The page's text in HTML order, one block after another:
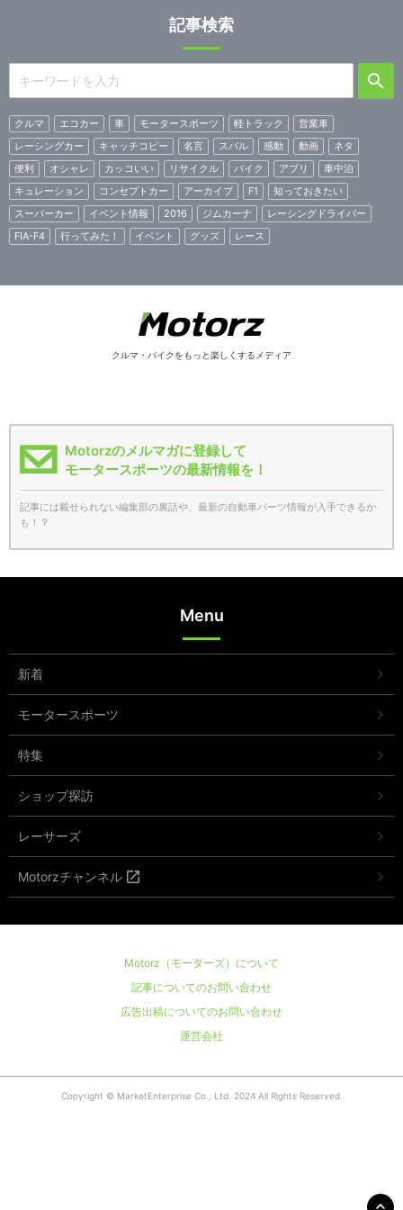
記事検索
クルマ エコカー 車 モータースポーツ 軽トラック
営業車
レーシングカー
キャッチコピー 名言 スバル 感動 動画
ネタ
便利
オシャレ カッコいい リサイクル バイク アプリ
車中泊
キュレーション
コンセプトカー アーカイブ F1
知っておきたい
スーパーカー
イベント情報 2016 ジムカーナ
レーシングドライバー
FIA-F4
行ってみた！ イベント グッズ レース
クルマ・バイクをもっと楽しくするメディア
Motorzのメルマガに登録して
モータースポーツの最新情報を！
記事には載せられない編集部の裏話や、最新の自動車パーツ情報が入手できるか
も！？
Menu
新着
モータースポーツ
特集
ショップ探訪
レーサーズ
Motorzチャンネル
Motorz（モーターズ）について
記事についてのお問い合わせ
広告出稿についてのお問い合わせ
運営会社
Copyright © MarketEnterprise Co., Ltd. 2024 All Rights Reserved.